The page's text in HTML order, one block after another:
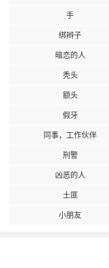
手
绑辫子
暗恋的人
秃头
额头
假牙
同事，工作伙伴
刑警
凶恶的人
土匪
小朋友